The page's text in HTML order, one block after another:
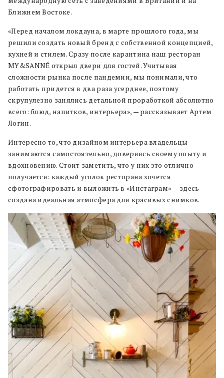
Ближнем Востоке.
«Перед началом локдауна, в марте прошлого года, мы
решили создать новый бренд с собственной концепцией,
кухней и стилем. Сразу после карантина наш ресторан
MY&SANNÉ открыл двери для гостей. Учитывая
сложности рынка после пандемии, мы понимали, что
работать придется в два раза усерднее, поэтому
скрупулезно занялись детальной проработкой абсолютно
всего: блюд, напитков, интерьера», — рассказывает Артем
Логин.
Интересно то, что дизайном интерьера владельцы
занимаются самостоятельно, доверяясь своему опыту и
вдохновению. Стоит заметить, что у них это отлично
получается: каждый уголок ресторана хочется
сфотографировать и выложить в «Инстаграм» — здесь
создана идеальная атмосфера для красивых снимков.